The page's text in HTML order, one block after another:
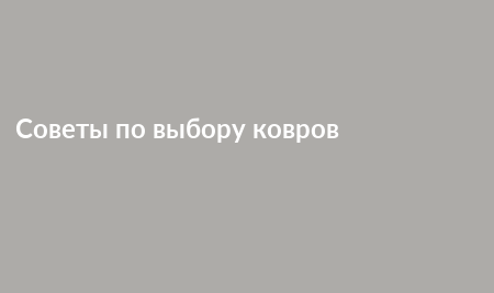
Советы по выбору ковров